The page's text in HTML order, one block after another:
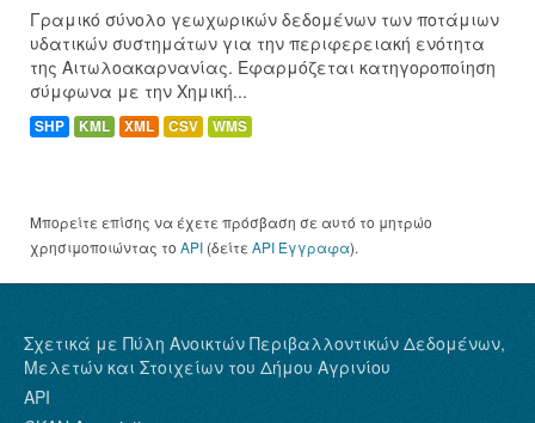
Γραμικό σύνολο γεωχωρικών δεδομένων των ποτάμιων
υδατικών συστημάτων για την περιφερειακή ενότητα
της Αιτωλοακαρνανίας. Εφαρμόζεται κατηγοροποίηση
σύμφωνα με την Χημική...
SHP KML XML CSV WMS
Μπορείτε επίσης να έχετε πρόσβαση σε αυτό το μητρώο
χρησιμοποιώντας το API (δείτε API Έγγραφα).
Σχετικά με Πύλη Ανοικτών Περιβαλλοντικών Δεδομένων,
Μελετών και Στοιχείων του Δήμου Αγρινίου
API